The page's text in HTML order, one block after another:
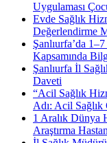
Uygulaması
Evde Sağlık
Değerlendirme
Şanlıurfa’da
Kapsamında
Şanlıurfa İl
Daveti
“Acil Sağlık
Adı: Acil Sağlık
1 Aralık Dünya
Araştırma